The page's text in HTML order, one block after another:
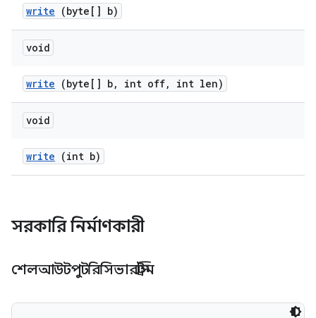
write (byte[] b)
void
write (byte[] b, int off, int len)
void
write (int b)
সরকারি নির্মাণকারী
শেলআউটপুটরিসিভারস্ট্রিম